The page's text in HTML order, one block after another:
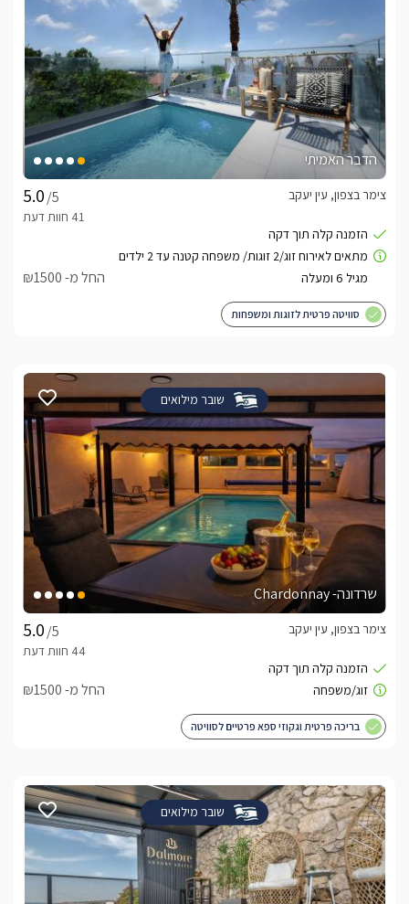
הדבר האמיתי
/5
צימר בצפון, עין יעקב
החל מ- ₪1500
סוויטה פרטית לזוגות ומשפחות
שובר מילואים
שרדונה- Chardonnay
/5
צימר בצפון, עין יעקב
החל מ- ₪1500
בריכה פרטית וגקוזי ספא פרטיים לסוויטה
שובר מילואים